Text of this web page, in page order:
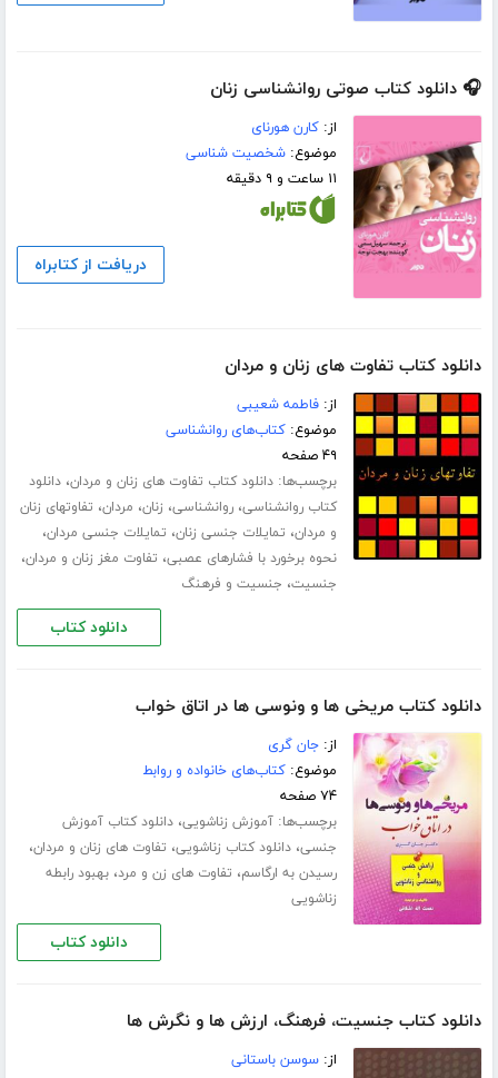
🎧 دانلود کتاب صوتی روانشناسی زنان
از:کارن هورنای
موضوع:شخصیت شناسی
۱۱ ساعت و ۹ دقیقه
دریافت از کتابراه
دانلود کتاب تفاوت های زنان و مردان
از:فاطمه شعیبی
موضوع:کتاب‌های روانشناسی
۴۹ صفحه
برچسب‌ها:دانلود کتاب تفاوت های زنان و مردان،دانلود
کتاب روانشناسی،روانشناسی، زنان، مردان، تفاوتهای زنان
و مردان، تمایلات جنسی زنان، تمایلات جنسی مردان،
نحوه برخورد با فشارهای عصبی، تفاوت مغز زنان و مردان،
جنسیت، جنسیت و فرهنگ
دانلود کتاب
دانلود کتاب مریخی ها و ونوسی ها در اتاق خواب
از:جان گری
موضوع:کتاب‌های خانواده و روابط
۷۴ صفحه
برچسب‌ها:آموزش زناشویی،دانلود کتاب آموزش
جنسی،دانلود کتاب زناشویی، تفاوت های زنان و مردان،
رسیدن به ارگاسم، تفاوت های زن و مرد،بهبود رابطه
زناشویی
دانلود کتاب
دانلود کتاب جنسیت، فرهنگ، ارزش ها و نگرش ها
از:سوسن باستانی